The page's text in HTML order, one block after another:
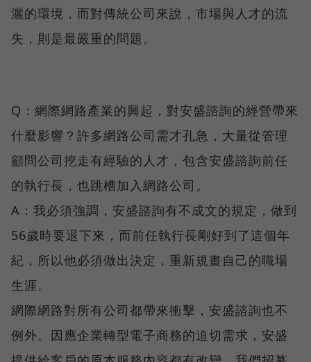
灑的環境，而對傳統公司來說，市場與人才的流
失，則是最嚴重的問題。
Q：網際網路產業的興起，對安盛諮詢的經營帶來
什麼影響？許多網路公司需才孔急，大量從管理
顧問公司挖走有經驗的人才，包含安盛諮詢前任
的執行長，也跳槽加入網路公司。
A：我必須強調，安盛諮詢有不成文的規定，做到
56歲時要退下來，而前任執行長剛好到了這個年
紀，所以他必須做出決定，重新規畫自己的職場
生涯。
網際網路對所有公司都帶來衝擊，安盛諮詢也不
例外。因應企業轉型電子商務的迫切需求，安盛